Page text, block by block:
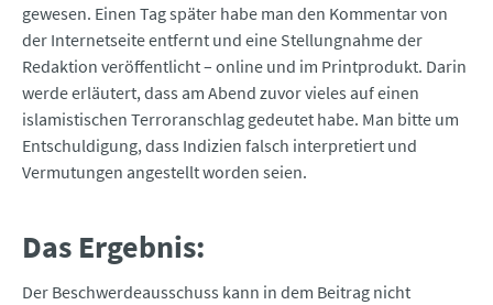
gewesen. Einen Tag später habe man den Kommentar von
der Internetseite entfernt und eine Stellungnahme der
Redaktion veröffentlicht – online und im Printprodukt. Darin
werde erläutert, dass am Abend zuvor vieles auf einen
islamistischen Terroranschlag gedeutet habe. Man bitte um
Entschuldigung, dass Indizien falsch interpretiert und
Vermutungen angestellt worden seien.
Das Ergebnis:
Der Beschwerdeausschuss kann in dem Beitrag nicht